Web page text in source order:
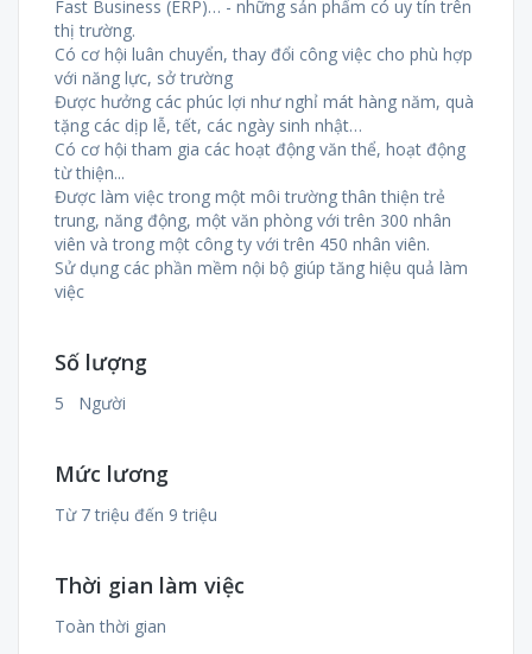
Fast Business (ERP)… - những sản phẩm có uy tín trên
thị trường.
Có cơ hội luân chuyển, thay đổi công việc cho phù hợp
với năng lực, sở trường
Được hưởng các phúc lợi như nghỉ mát hàng năm, quà
tặng các dịp lễ, tết, các ngày sinh nhật…
Có cơ hội tham gia các hoạt động văn thể, hoạt động
từ thiện...
Được làm việc trong một môi trường thân thiện trẻ
trung, năng động, một văn phòng với trên 300 nhân
viên và trong một công ty với trên 450 nhân viên.
Sử dụng các phần mềm nội bộ giúp tăng hiệu quả làm
việc
Số lượng
5 Người
Mức lương
Từ 7 triệu đến 9 triệu
Thời gian làm việc
Toàn thời gian